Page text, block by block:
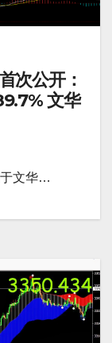
次公开：
文华
于文华…